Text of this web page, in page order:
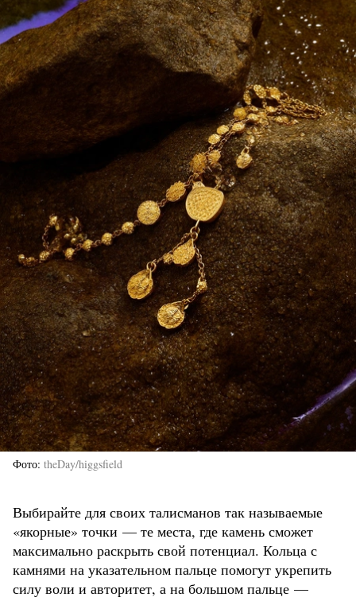
Фото theDay/higgsfield
Выбирайте для своих талисманов так называемые
«якорные» точки — те места, где камень сможет
максимально раскрыть свой потенциал. Кольца с
камнями на указательном пальце помогут укрепить
силу воли и авторитет, а на большом пальце —